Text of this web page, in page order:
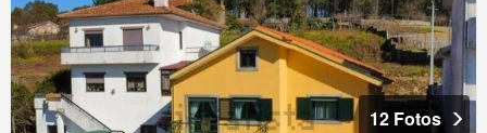
12 Fotos